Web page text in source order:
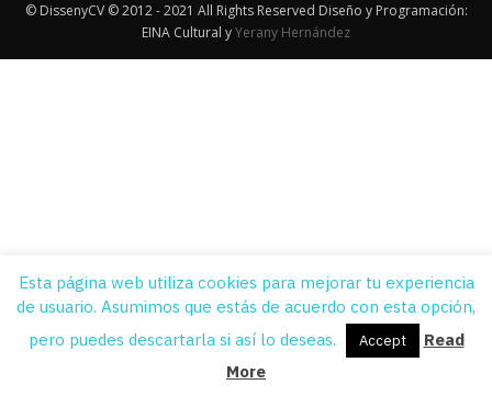
© DissenyCV © 2012 - 2021 All Rights Reserved Diseño y Programación:
EINA Cultural yYerany Hernández
Esta página web utiliza cookies para mejorar tu experiencia
de usuario. Asumimos que estás de acuerdo con esta opción,
pero puedes descartarla si así lo deseas.
Accept
Read
More